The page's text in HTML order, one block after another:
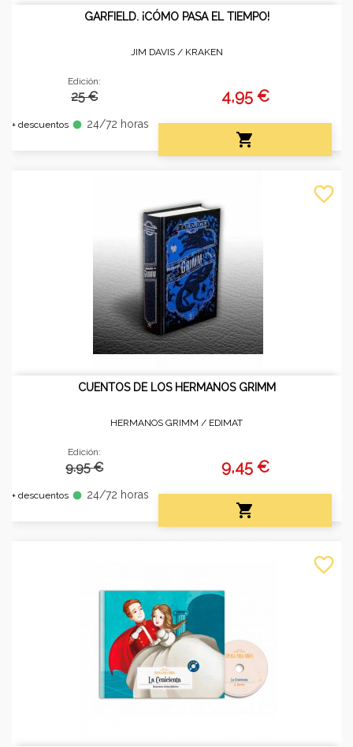
GARFIELD. ¡CÓMO PASA EL TIEMPO!
JIM DAVIS / KRAKEN
Edición:
25 €
+ descuentos fiber_manual_record 24/72 horas
4,95 €

CUENTOS DE LOS HERMANOS GRIMM
HERMANOS GRIMM / EDIMAT
Edición:
9.95 €
+ descuentos fiber_manual_record 24/72 horas
9,45 €

favorite_border
favorite_border